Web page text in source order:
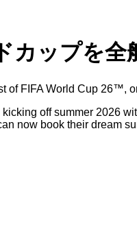
カップを全
of FIFA World Cup 26™,
off summer 2026
now book their dream